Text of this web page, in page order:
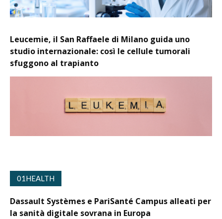
Leucemie, il San Raffaele di Milano guida uno
studio internazionale: così le cellule tumorali
sfuggono al trapianto
01HEALTH
Dassault Systèmes e PariSanté Campus alleati per
la sanità digitale sovrana in Europa